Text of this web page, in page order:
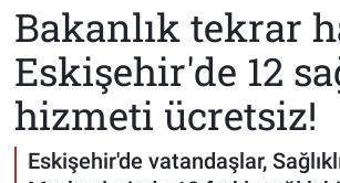
Bakanlık tekrar
Eskişehir'de 12
hizmeti ücretsiz!
Eskişehir'de vatandaşlar,
DÜNYA
SAĞLIK
MAGAZİN
Eskişehir Namaz Vakitleri
Eskişehir Trafik Yoğunluk
Süper Lig Puan Durumu ve Fikstür